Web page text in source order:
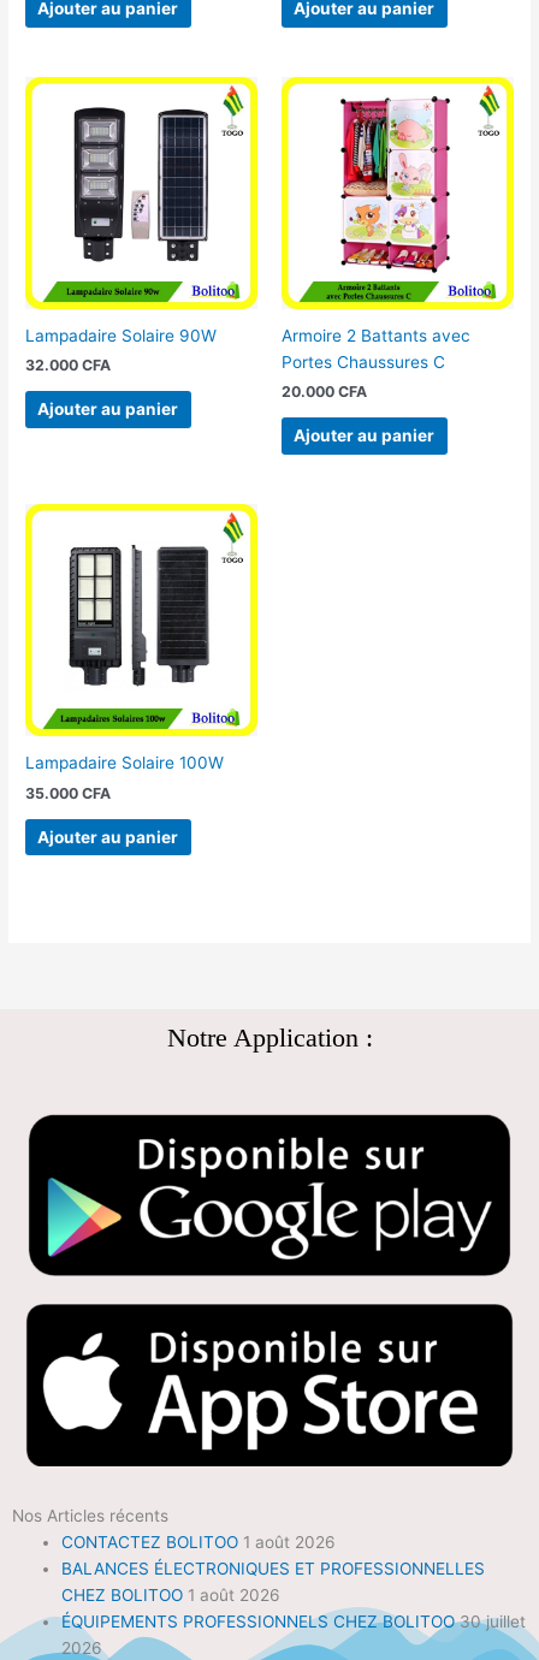
Ajouter au panier Ajouter au panier
Lampadaire Solaire 90W
32.000CFA
Ajouter au panier
Armoire 2 Battants avec
Portes Chaussures C
20.000 CFA
Ajouter au panier
Lampadaire Solaire 100W
35.000CFA
Ajouter au panier
Notre Application :
Nos Articles récents
CONTACTEZ BOLITOO 1 août 2026
BALANCES ÉLECTRONIQUES ET PROFESSIONNELLES
CHEZ BOLITOO 1 août 2026
ÉQUIPEMENTS PROFESSIONNELS CHEZ BOLITOO 30 juillet
2026